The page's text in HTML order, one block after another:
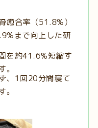
癒合率（51.8%）
まで向上した研
を約41.6%短縮す
。
、1回20分間寝て
。